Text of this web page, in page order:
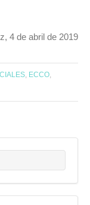
4 de abril de 2019
ECCO